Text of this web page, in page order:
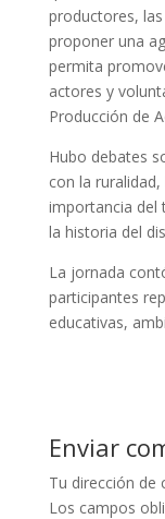
productores,
proponer una
permita
actores y
Producción de
Hubo debates
con la
importancia del
la historia del
La jornada
participantes
educativas,
Enviar
Tu dirección de
Los campos